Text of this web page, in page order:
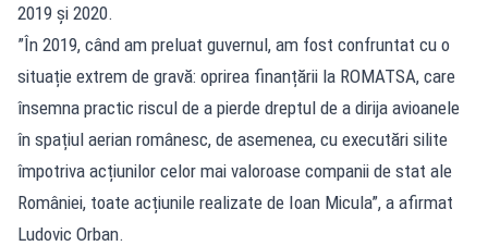
2019 și 2020.
”În 2019, când am preluat guvernul, am fost confruntat cu o
situație extrem de gravă: oprirea finanțării la ROMATSA, care
însemna practic riscul de a pierde dreptul de a dirija avioanele
în spațiul aerian românesc, de asemenea, cu executări silite
împotriva acțiunilor celor mai valoroase companii de stat ale
României, toate acțiunile realizate de Ioan Micula”, a afirmat
Ludovic Orban.